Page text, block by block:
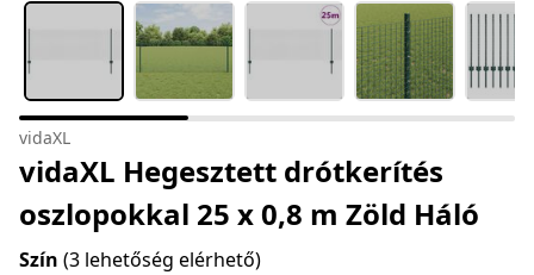
vidaXL
vidaXL Hegesztett drótkerítés
oszlopokkal 25 x 0,8 m Zöld Háló
Szín (3 lehetőség elérhető)